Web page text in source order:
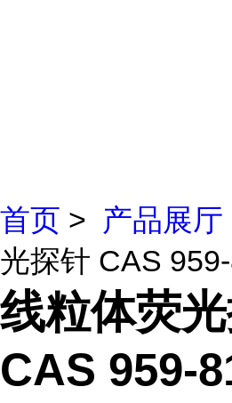
首页 > 产品展厅
光探针 CAS
线粒体荧
CAS 959-